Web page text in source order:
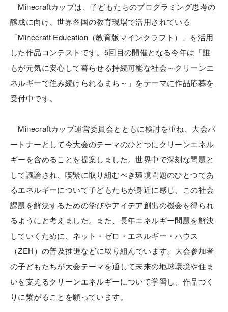
Minecraftカップは、子どもたちのプログラミング思考の
醸成に向け、世界各国の教育現場で活用されている
「Minecraft Education（教育版マインクラフト）」を活用
した作品コンテストです。5回目の開催となる今年は「誰
もが元気に安心して暮らせる持続可能な社会～クリーンエ
ネルギーで住み続けられるまち～」をテーマに作品応募を
受付中です。
Minecraftカップ運営委員会とともに検討を重ね、大会パ
ートナーとして今大会のテーマのひとつにクリーンエネル
ギーを含めることを提案しました。世界中で深刻な問題と
して議論され、喫緊に取り組むべき環境問題のひとつであ
るエネルギーについて子どもたちが身近に感じ、この社会
課題を解決するための学びやアイデア創出の機会を得られ
るようにと考えました。また、長年エネルギー問題を解決
していくために、ネット・ゼロ・エネルギー・ハウス
（ZEH）の普及推進などに取り組んでいます。大会参加者
の子どもたちが大会テーマを通して未来の地球環境や住ま
いを支えるクリーンエネルギーについて学習し、作品づく
りに繋がることを願っています。